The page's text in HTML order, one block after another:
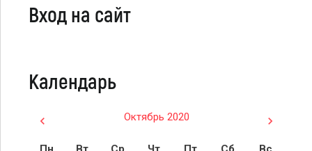
Вход на сайт
Календарь
Октябрь 2020